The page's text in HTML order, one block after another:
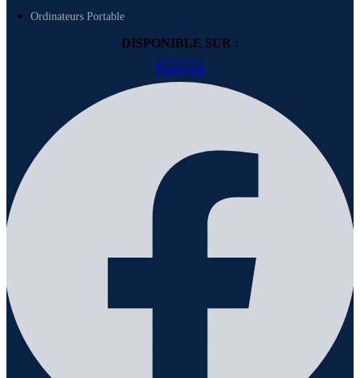
Ordinateurs Portable
DISPONIBLE SUR :
Facebook